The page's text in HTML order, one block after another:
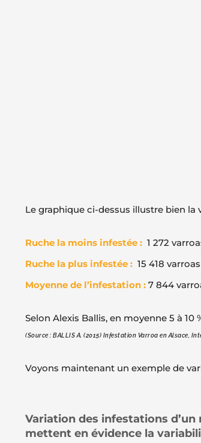
Le graphique ci-dessus illustre bien la
Ruche la moins infestée : 1 272
Ruche la plus infestée : 15 418
Moyenne de l’infestation : 7 844
Selon Alexis Ballis, en moyenne 5 à
(Source : BALLIS A. (2015) Infestation Varroa en Alsace,
Voyons maintenant un exemple de
Variation des infestations d’un
mettent en évidence la